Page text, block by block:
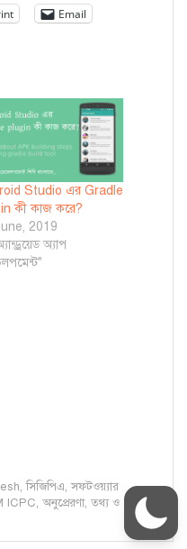
Email
Studio এর Gradle
কী কাজ করে?
2019
অ্যাপ
,সিজিপিএ, সফটওয়্যার
ICPC, অনুপ্রেরণা, তথ্য ও